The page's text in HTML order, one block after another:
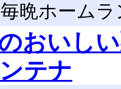
晩ホームラ
おいし
テナ